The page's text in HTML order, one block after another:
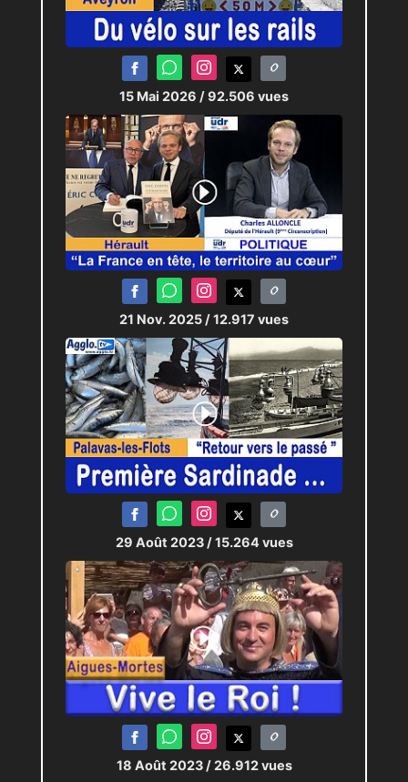
15 Mai 2026 / 92.506 vues
21 Nov. 2025 / 12.917 vues
29 Août 2023 / 15.264 vues
18 Août 2023 / 26.912 vues